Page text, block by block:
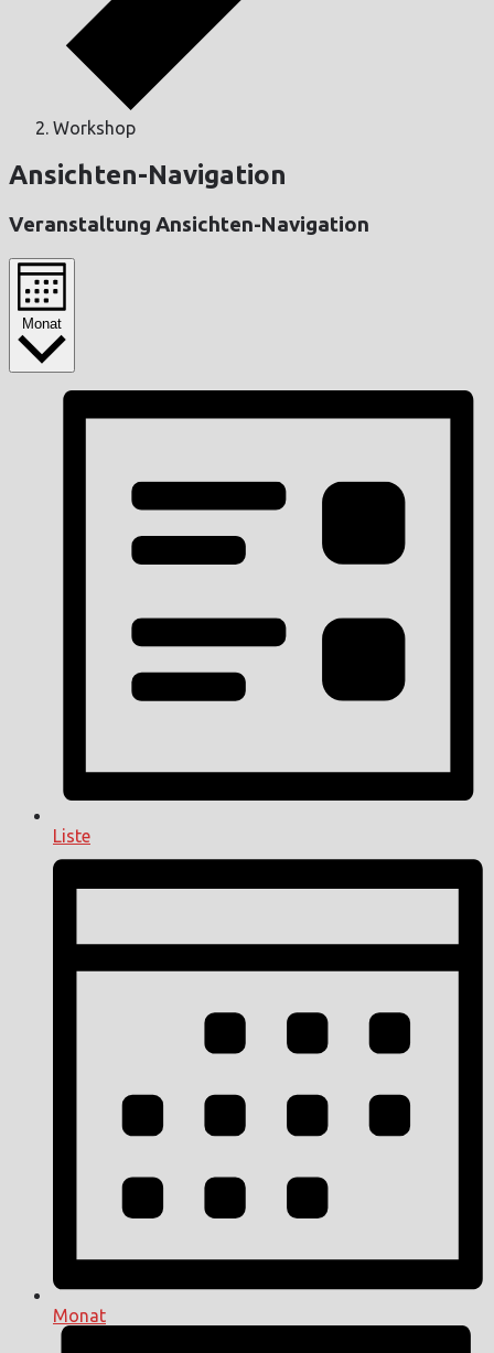
Workshop
Ansichten-Navigation
Veranstaltung Ansichten-Navigation
Monat
Liste
Monat